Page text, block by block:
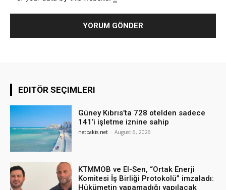
EDITÖR SEÇIMLERI
Güney Kıbrıs’ta 728 otelden sadece
141’i işletme iznine sahip
netbakis.net - August 6, 2026
KTMMOB ve El-Sen, “Ortak Enerji
Komitesi İş Birliği Protokolü” imzaladı:
Hükümetin yapamadığı yapılacak